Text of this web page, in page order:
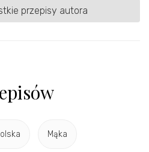
przepisy autora
Mąka